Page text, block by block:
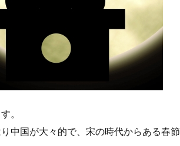
。
中国が大々的で、宋の時代からある春節